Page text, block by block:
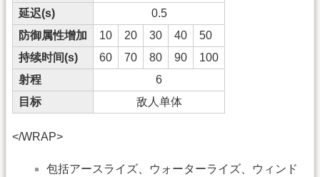
延迟(s)
0.5
防御属性增加
10 20 30 40
50
持续时间(s)
60 70 80 90
100
射程
6
目标
敌人单体
</WRAP>
包括アースライズ、ウォーターライズ、ウィンド